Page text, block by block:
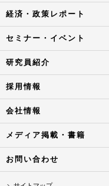
経済・政策レポート
セミナー・イベント
研究員紹介
採用情報
会社情報
メディア掲載・書籍
お問い合わせ